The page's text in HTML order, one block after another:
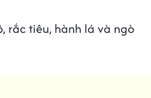
rắc tiêu, hành lá và ngò